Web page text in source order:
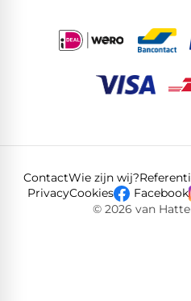
ContactWie zijn wij?
PrivacyCookies Facebook
© 2026 van